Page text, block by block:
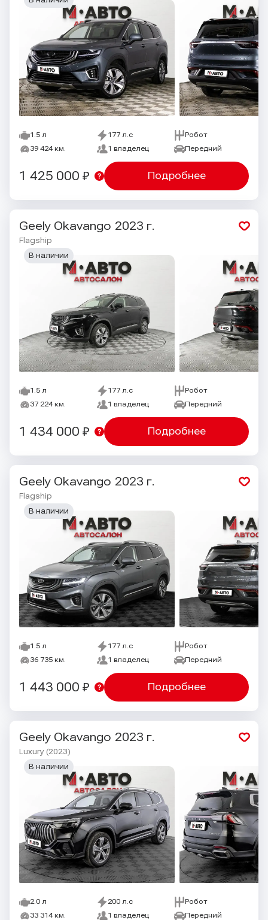
1.5 л 177 л.с
Робот
39 424 км.
1 владелец Передний
Подробнее
1 425 000 ₽
Geely Okavango 2023 г.
Flagship
1.5 л 177 л.с
Робот
37 224 км.
1 владелец Передний
В наличии
Подробнее
1 434 000 ₽
Geely Okavango 2023 г.
Flagship
1.5 л 177 л.с
Робот
36 735 км.
1 владелец Передний
В наличии
Подробнее
1 443 000 ₽
Geely Okavango 2023 г.
Luxury (2023)
2.0 л 200 л.с
Робот
33 314 км.
1 владелец Передний
В наличии